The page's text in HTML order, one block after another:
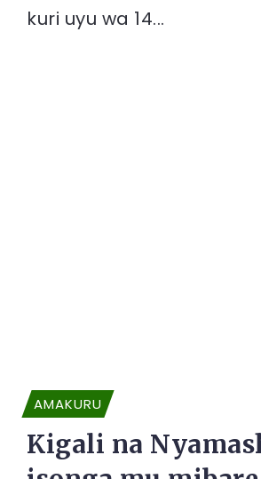
kuri uyu wa 14...
AMAKURU
Kigali na